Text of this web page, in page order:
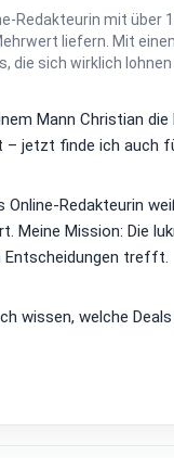
Redakteurin mit über
liefern. Mit
die sich wirklich
Mann Christian
– jetzt finde ich auch
Online-Redakteurin
Meine Mission: Die
Entscheidungen trefft.
wissen, welche